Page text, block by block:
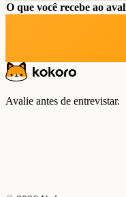
O que você recebe ao
Avalie antes de entrevistar.